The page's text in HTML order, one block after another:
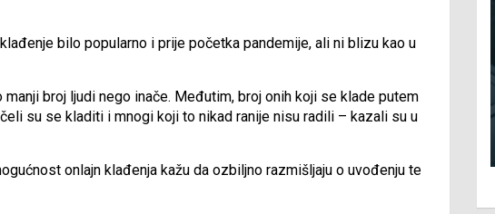
bilo popularno i prije početka pandemije, ali ni blizu kao u
broj ljudi nego inače. Međutim, broj onih koji se klade putem
su se kladiti i mnogi koji to nikad ranije nisu radili – kazali su u
onlajn klađenja kažu da ozbiljno razmišljaju o uvođenju te